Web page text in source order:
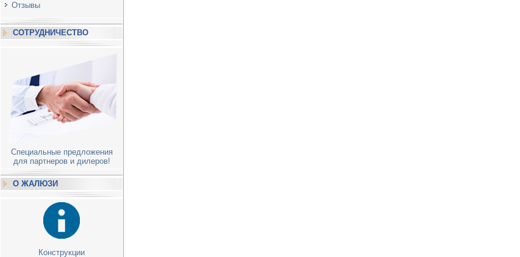
Отзывы
СОТРУДНИЧЕСТВО
Специальные предложения
для партнеров и дилеров!
О ЖАЛЮЗИ
Конструкции